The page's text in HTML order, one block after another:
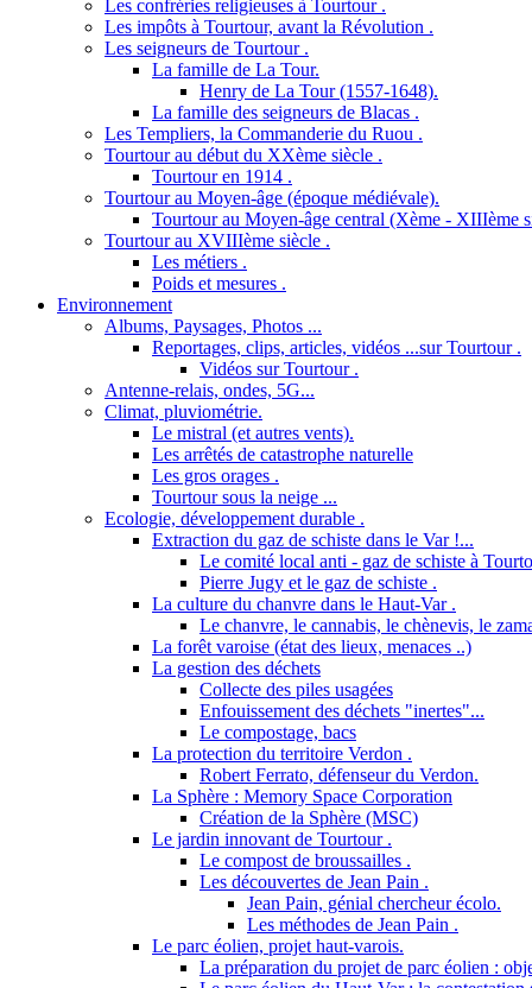
Les confréries religieuses à Tourtour .
Les impôts à Tourtour, avant la Révolution .
Les seigneurs de Tourtour .
La famille de La Tour.
Henry de La Tour (1557-1648).
La famille des seigneurs de Blacas .
Les Templiers, la Commanderie du Ruou .
Tourtour au début du XXème siècle .
Tourtour en 1914 .
Tourtour au Moyen-âge (époque médiévale).
Tourtour au Moyen-âge central (Xème - XIIIème
Tourtour au XVIIIème siècle .
Les métiers .
Poids et mesures .
Environnement
Albums, Paysages, Photos ...
Reportages, clips, articles, vidéos ...sur Tourtour .
Vidéos sur Tourtour .
Antenne-relais, ondes, 5G...
Climat, pluviométrie.
Le mistral (et autres vents).
Les arrêtés de catastrophe naturelle
Les gros orages .
Tourtour sous la neige ...
Ecologie, développement durable .
Extraction du gaz de schiste dans le Var !...
Le comité local anti - gaz de schiste à
Pierre Jugy et le gaz de schiste .
La culture du chanvre dans le Haut-Var .
Le chanvre, le cannabis, le chènevis, le
La forêt varoise (état des lieux, menaces ..)
La gestion des déchets
Collecte des piles usagées
Enfouissement des déchets "inertes"...
Le compostage, bacs
La protection du territoire Verdon .
Robert Ferrato, défenseur du Verdon.
La Sphère : Memory Space Corporation
Création de la Sphère (MSC)
Le jardin innovant de Tourtour .
Le compost de broussailles .
Les découvertes de Jean Pain .
Jean Pain, génial chercheur écolo.
Les méthodes de Jean Pain .
Le parc éolien, projet haut-varois.
La préparation du projet de parc éolien :